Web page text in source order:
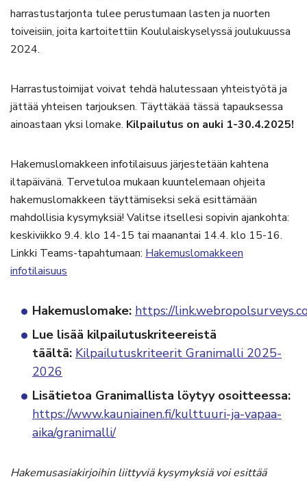
harrastustarjonta tulee perustumaan lasten ja nuorten
toiveisiin, joita kartoitettiin Koululaiskyselyssä joulukuussa
2024.
Harrastustoimijat voivat tehdä halutessaan yhteistyötä ja
jättää yhteisen tarjouksen. Täyttäkää tässä tapauksessa
ainoastaan yksi lomake. Kilpailutus on auki 1-30.4.2025!
Hakemuslomakkeen infotilaisuus järjestetään kahtena
iltapäivänä. Tervetuloa mukaan kuuntelemaan ohjeita
hakemuslomakkeen täyttämiseksi sekä esittämään
mahdollisia kysymyksiä! Valitse itsellesi sopivin ajankohta:
keskiviikko 9.4. klo 14-15 tai maanantai 14.4. klo 15-16.
Linkki Teams-tapahtumaan: Hakemuslomakkeen
infotilaisuus
Hakemuslomake: https://
Lue lisää kilpailutuskriteereistä
täältä: Kilpailutuskriteerit Granimalli 2025-
2026
Lisätietoa Granimallista löytyy osoitteessa:
https://www.kauniainen.fi/kulttuuri-ja-vapaa-
aika/granimalli/
Hakemusasiakirjoihin liittyviä kysymyksiä voi esittää